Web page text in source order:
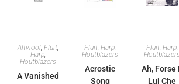
Altviool ,Fluit
Harp
Houtblazers
A Vanished
Fluit ,Harp
Houtblazers
Acrostic
Song
Fluit, Harp,
Ah, Forse
Lui Che